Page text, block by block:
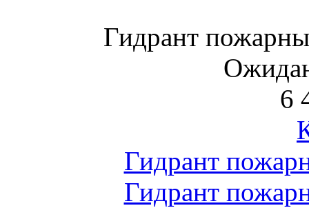
Гидрант
6
Гидрант
Гидрант